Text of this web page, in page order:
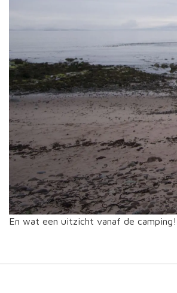
En wat een uitzicht vanaf de camping!